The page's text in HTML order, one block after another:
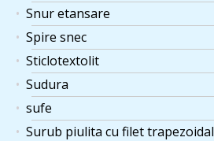
Snur etansare
Spire snec
Sticlotextolit
Sudura
sufe
Surub piulita cu filet trapezoidal